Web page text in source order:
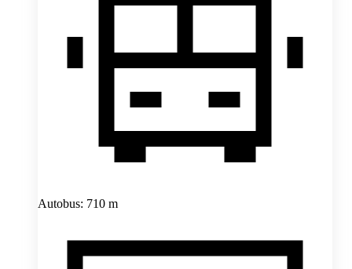
Autobus: 710 m